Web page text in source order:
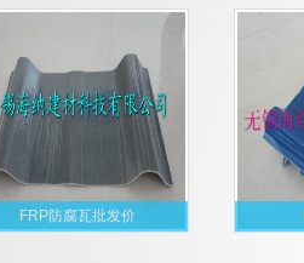
FRP防腐瓦批发价